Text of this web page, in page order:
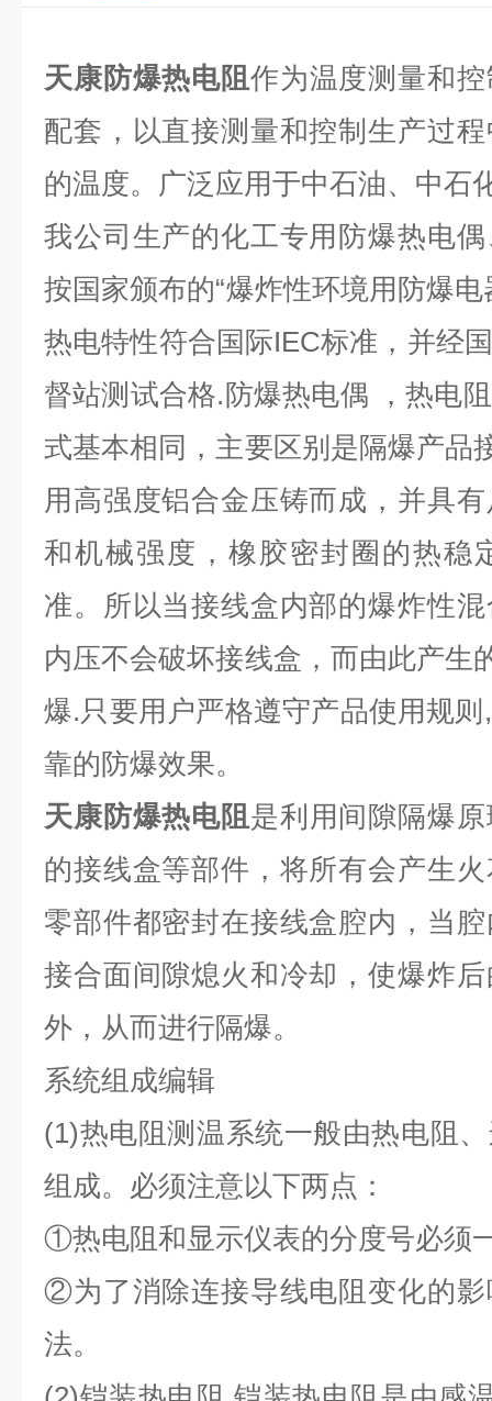
天康防爆热电阻作为温度测量和
配套，以直接测量和控制生产过
的温度。广泛应用于中石油、中石
我公司生产的化工专用防爆热电
按国家颁布的“爆炸性环境用防爆
热电特性符合国际IEC标准，并经
督站测试合格.防爆热电偶 ，热电
式基本相同，主要区别是隔爆产品
用高强度铝合金压铸而成，并具
和机械强度，橡胶密封圈的热稳
准。所以当接线盒内部的爆炸性
内压不会破坏接线盒，而由此产生
爆.只要用户严格遵守产品使用规
靠的防爆效果。
天康防爆热电阻是利用间隙隔爆
的接线盒等部件，将所有会产生
零部件都密封在接线盒腔内，当
接合面间隙熄火和冷却，使爆炸
外，从而进行隔爆。
系统组成编辑
(1)热电阻测温系统一般由热电阻
组成。必须注意以下两点：
①热电阻和显示仪表的分度号必须
②为了消除连接导线电阻变化的
法。